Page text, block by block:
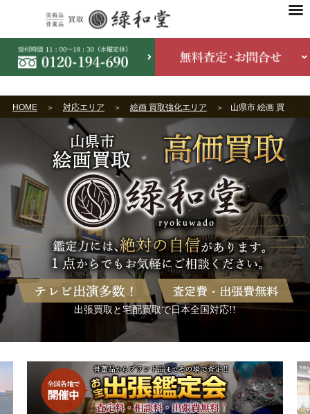
HOME 対応エリア 絵画 買取強化エリア 山県市 絵画 買取
出張買取と宅配買取で日本全国対応!!